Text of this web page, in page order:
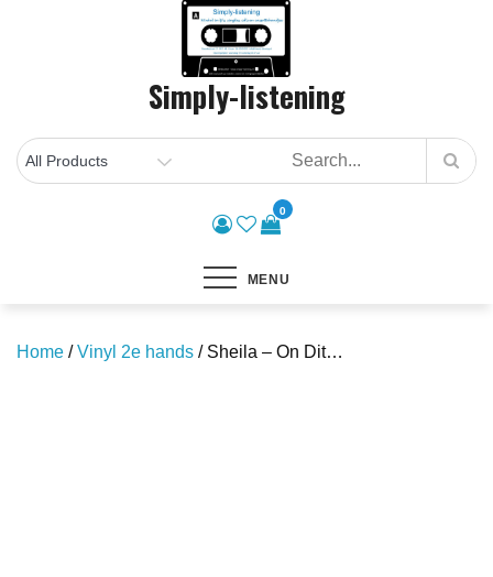
Simply-listening
0
MENU
Home /Vinyl 2e hands / Sheila – On Dit…